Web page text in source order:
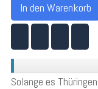
In den Warenkorb
Solange es